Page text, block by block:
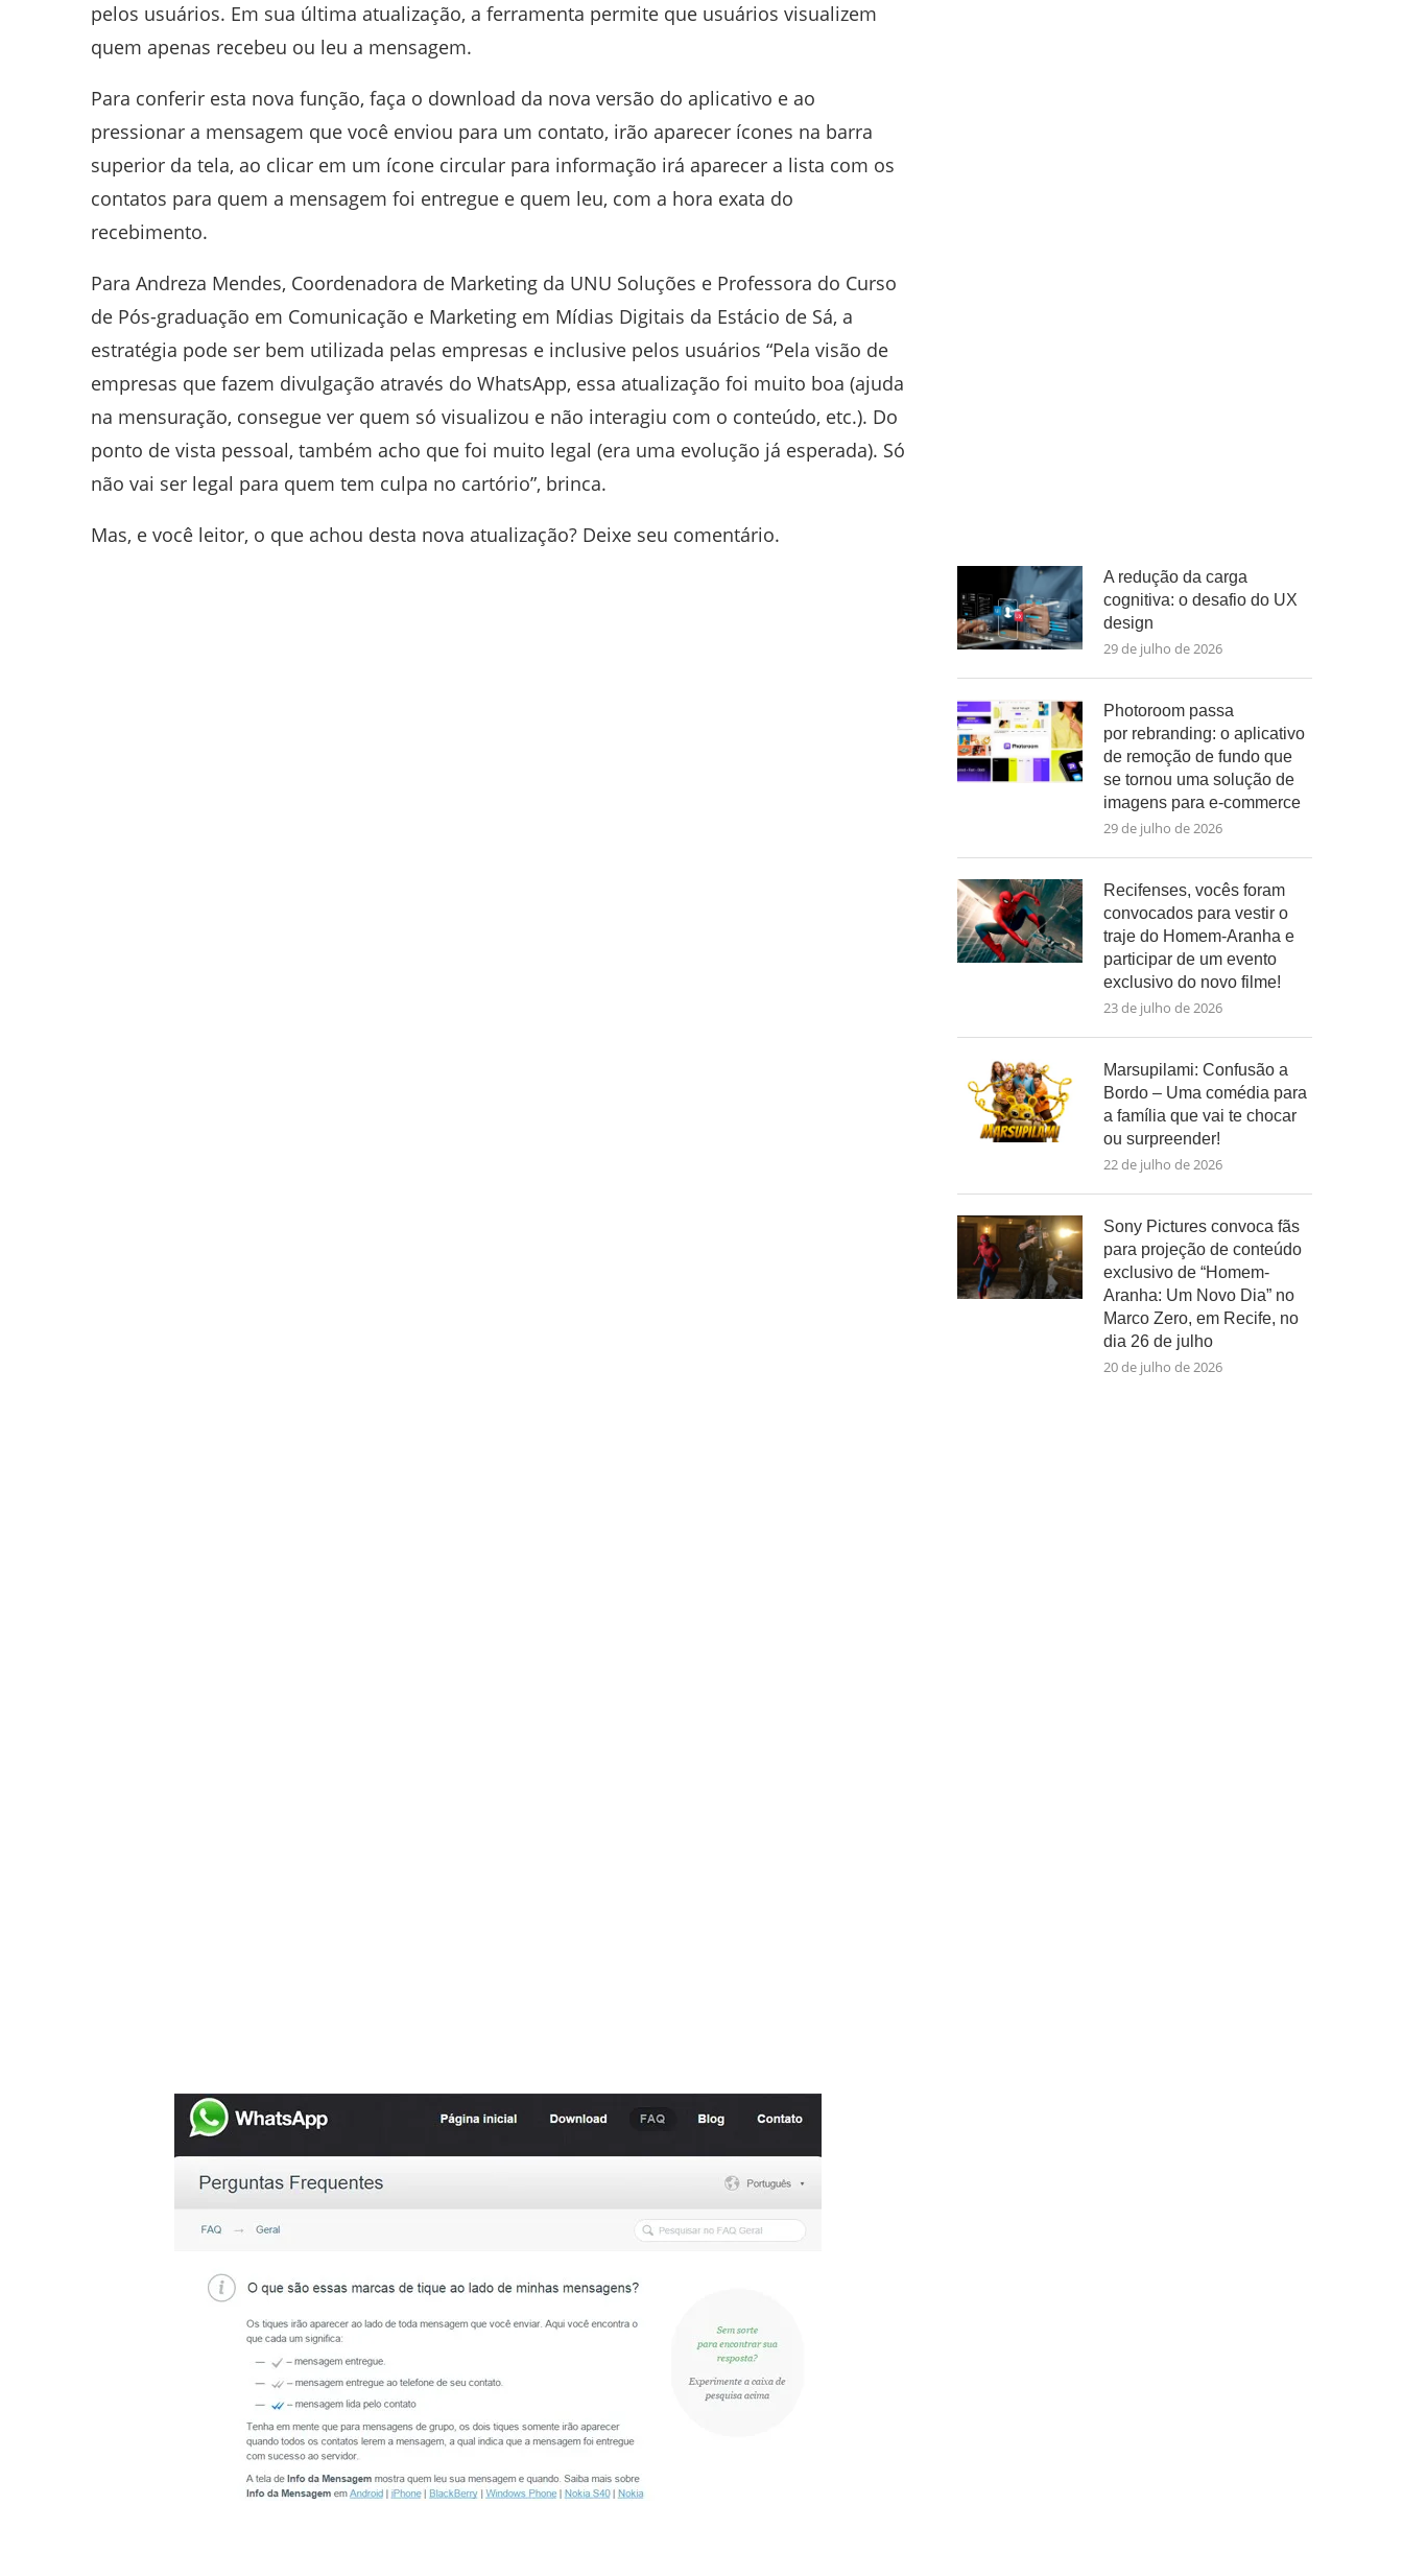
pelos usuários. Em sua última atualização, a ferramenta permite que usuários visualizem
quem apenas recebeu ou leu a mensagem.
Para conferir esta nova função, faça o download da nova versão do aplicativo e ao
pressionar a mensagem que você enviou para um contato, irão aparecer ícones na barra
superior da tela, ao clicar em um ícone circular para informação irá aparecer a lista com os
contatos para quem a mensagem foi entregue e quem leu, com a hora exata do
recebimento.
Para Andreza Mendes, Coordenadora de Marketing da UNU Soluções e Professora do Curso
de Pós-graduação em Comunicação e Marketing em Mídias Digitais da Estácio de Sá, a
estratégia pode ser bem utilizada pelas empresas e inclusive pelos usuários “Pela visão de
empresas que fazem divulgação através do WhatsApp, essa atualização foi muito boa (ajuda
na mensuração, consegue ver quem só visualizou e não interagiu com o conteúdo, etc.). Do
ponto de vista pessoal, também acho que foi muito legal (era uma evolução já esperada). Só
não vai ser legal para quem tem culpa no cartório”, brinca.
Mas, e você leitor, o que achou desta nova atualização? Deixe seu comentário.
A redução da carga
cognitiva: o desafio do UX
design
29 de julho de 2026
Photoroom passa
por rebranding: o aplicativo
de remoção de fundo que
se tornou uma solução de
imagens para e-commerce
29 de julho de 2026
Recifenses, vocês foram
convocados para vestir o
traje do Homem-Aranha e
participar de um evento
exclusivo do novo filme!
23 de julho de 2026
Marsupilami: Confusão a
Bordo – Uma comédia para
a família que vai te chocar
ou surpreender!
22 de julho de 2026
Sony Pictures convoca fãs
para projeção de conteúdo
exclusivo de “Homem-
Aranha: Um Novo Dia” no
Marco Zero, em Recife, no
dia 26 de julho
20 de julho de 2026